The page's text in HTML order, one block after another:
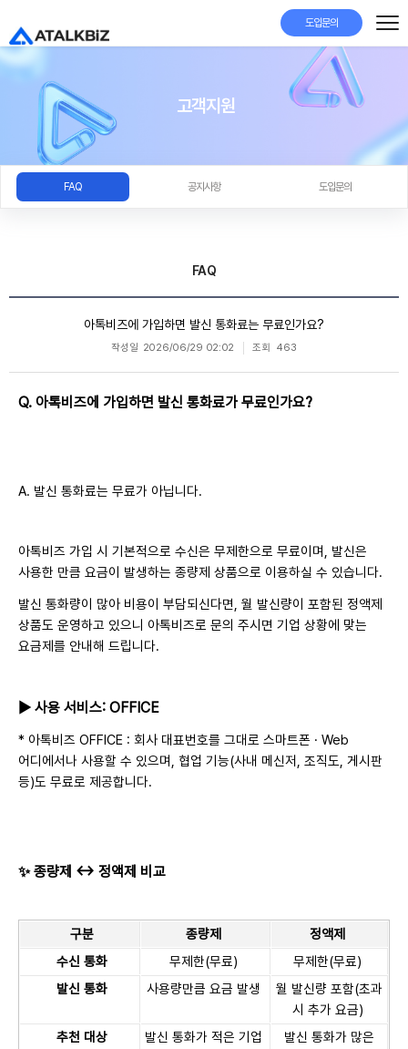
도입문의
고객지원
FAQ 공지사항 도입문의
FAQ
아톡비즈에 가입하면 발신 통화료는 무료인가요?
작성일 2026/06/29 02:02 조회 463
Q. 아톡비즈에 가입하면 발신 통화료가 무료인가요?
A. 발신 통화료는 무료가 아닙니다.
아톡비즈 가입 시 기본적으로 수신은 무제한으로 무료이며, 발신은
사용한 만큼 요금이 발생하는 종량제 상품으로 이용하실 수 있습니다.
발신 통화량이 많아 비용이 부담되신다면, 월 발신량이 포함된 정액제
상품도 운영하고 있으니 아톡비즈로 문의 주시면 기업 상황에 맞는
요금제를 안내해 드립니다.
▶ 사용 서비스: OFFICE
* 아톡비즈 OFFICE : 회사 대표번호를 그대로 스마트폰 · Web
어디에서나 사용할 수 있으며, 협업 기능(사내 메신저, 조직도, 게시판
등)도 무료로 제공합니다.
✨ 종량제 ↔ 정액제 비교
구분 종량제
정액제
수신 통화
무제한(무료)
무제한(무료)
발신 통화
사용량만큼 요금 발생
월 발신량 포함(초과
시 추가 요금)
추천 대상
발신 통화가 적은 기업
발신 통화가 많은